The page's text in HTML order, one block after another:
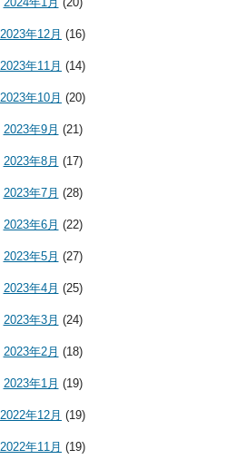
2023年12月 (16)
2023年11月 (14)
2023年10月 (20)
2023年9月 (21)
2023年8月 (17)
2023年7月 (28)
2023年6月 (22)
2023年5月 (27)
2023年4月 (25)
2023年3月 (24)
2023年2月 (18)
2023年1月 (19)
2022年12月 (19)
2022年11月 (19)